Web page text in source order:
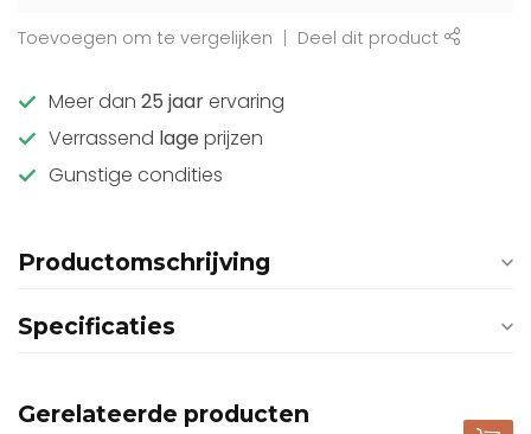
Toevoegen om te vergelijken Deel dit product
Meer dan 25 jaarervaring
Verrassend lage prijzen
Gunstige condities
Productomschrijving
Specificaties
Gerelateerde producten